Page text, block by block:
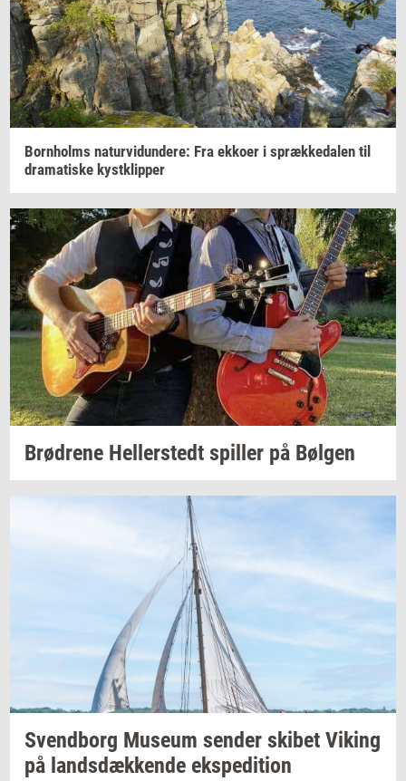
Born­holms na­tur­vi­dun­de­re: Fra ek­ko­er i spræk­ke­da­len til
dra­ma­ti­ske kyst­klip­per
Brød­re­ne Hel­ler­stedt spil­ler på Bøl­gen
Svend­borg Mu­se­um sen­der ski­bet Viking
på lands­dæk­ken­de eks­pe­di­tion